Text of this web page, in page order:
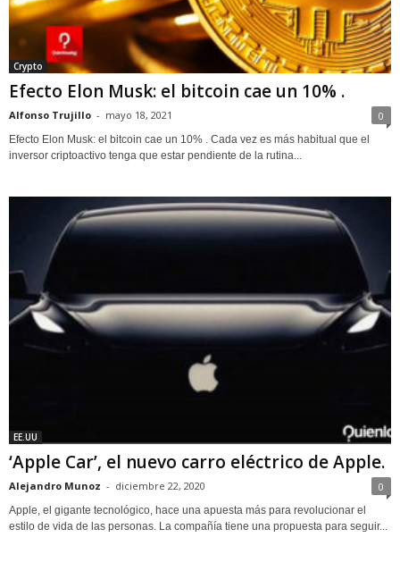
Crypto
Efecto Elon Musk: el bitcoin cae un 10% .
Alfonso Trujillo - mayo 18, 2021 0
Efecto Elon Musk: el bitcoin cae un 10% . Cada vez es más habitual que el
inversor criptoactivo tenga que estar pendiente de la rutina...
EE.UU
‘Apple Car’, el nuevo carro eléctrico de Apple.
Alejandro Munoz - diciembre 22, 2020 0
Apple, el gigante tecnológico, hace una apuesta más para revolucionar el
estilo de vida de las personas. La compañía tiene una propuesta para seguir...